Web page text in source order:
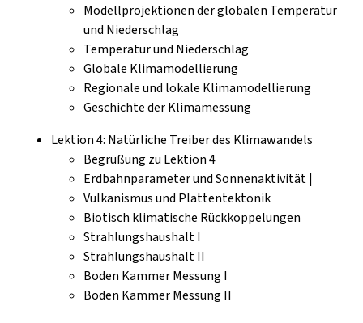
Modellprojektionen der globalen Temperatur
und Niederschlag
Temperatur und Niederschlag
Globale Klimamodellierung
Regionale und lokale Klimamodellierung
Geschichte der Klimamessung
Lektion 4: Natürliche Treiber des Klimawandels
Begrüßung zu Lektion 4
Erdbahnparameter und Sonnenaktivität |
Vulkanismus und Plattentektonik
Biotisch klimatische Rückkoppelungen
Strahlungshaushalt I
Strahlungshaushalt II
Boden Kammer Messung I
Boden Kammer Messung II